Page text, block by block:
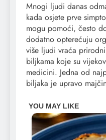
Mnogi ljudi danas
kada osjete prve
mogu pomoći, često
dodatno opterećuju
više ljudi vraća
biljkama koje su
medicini. Jedna od
biljaka je upravo